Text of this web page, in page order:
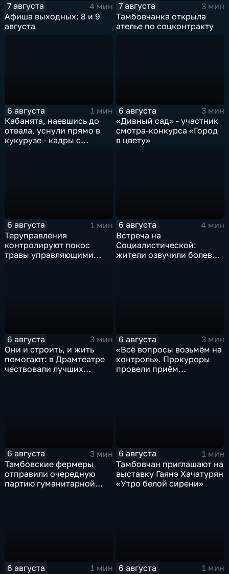
7 августа
4 мин
Афиша выходных: 8 и 9
августа
7 августа
3 мин
Тамбовчанка открыла
ателье по соцконтракту
6 августа
1 мин
Кабанята, наевшись до
отвала, уснули прямо в
кукурузе - кадры с
6 августа
3 мин
«Дивный сад» - участник
смотра-конкурса «Город
в цвету»
6 августа
1 мин
Теруправления
контролируют покос
травы управляющими
6 августа
4 мин
Встреча на
Социалистической:
жители озвучили болевые
6 августа
3 мин
Они и строить, и жить
помогают: в Драмтеатре
чествовали лучших
6 августа
3 мин
«Всё вопросы возьмём на
контроль». Прокуроры
провели приём
6 августа
3 мин
Тамбовские фермеры
отправили очередную
партию гуманитарной
6 августа
1 мин
Тамбовчан приглашают на
выставку Гаянэ Хачатурян
«Утро белой сирени»
6 августа
1 мин
6 августа
1 мин